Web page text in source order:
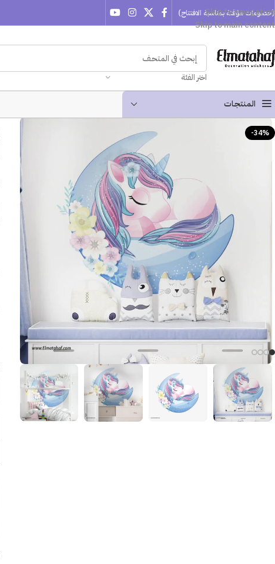
Skip to navigation
Skip to main content
(خصومات مؤقتة بمناسبة الافتتاح)
اختر الفئة
المنتجـات
-34%